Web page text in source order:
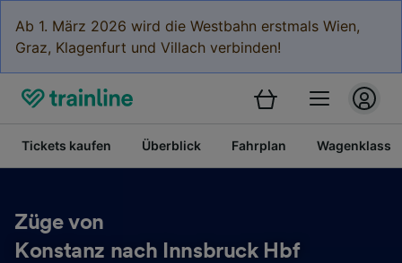
Ab 1. März 2026 wird die Westbahn erstmals Wien,
Graz, Klagenfurt und Villach verbinden!
Tickets kaufen Überblick Fahrplan
Züge von
Konstanz nach Innsbruck Hbf